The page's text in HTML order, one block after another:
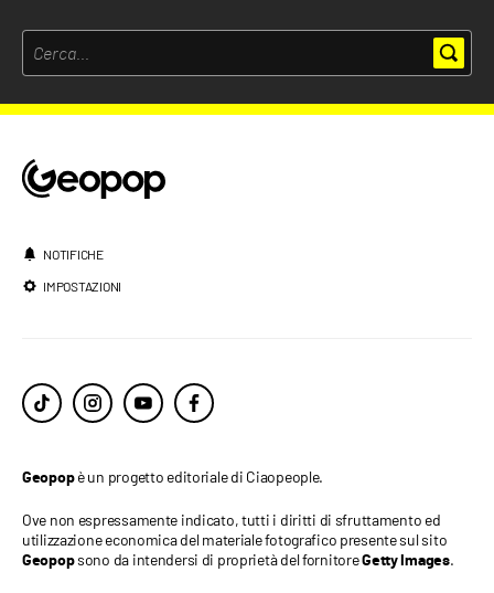
NOTIFICHE
IMPOSTAZIONI
Geopopè un progetto editoriale di Ciaopeople.
Ove non espressamente indicato, tutti i diritti di sfruttamento ed
utilizzazione economica del materiale fotografico presente sul sito
Geopopsono da intendersi di proprietà del fornitoreGetty Images.